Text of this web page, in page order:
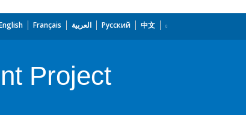
Français العربية Русский 中文
Project